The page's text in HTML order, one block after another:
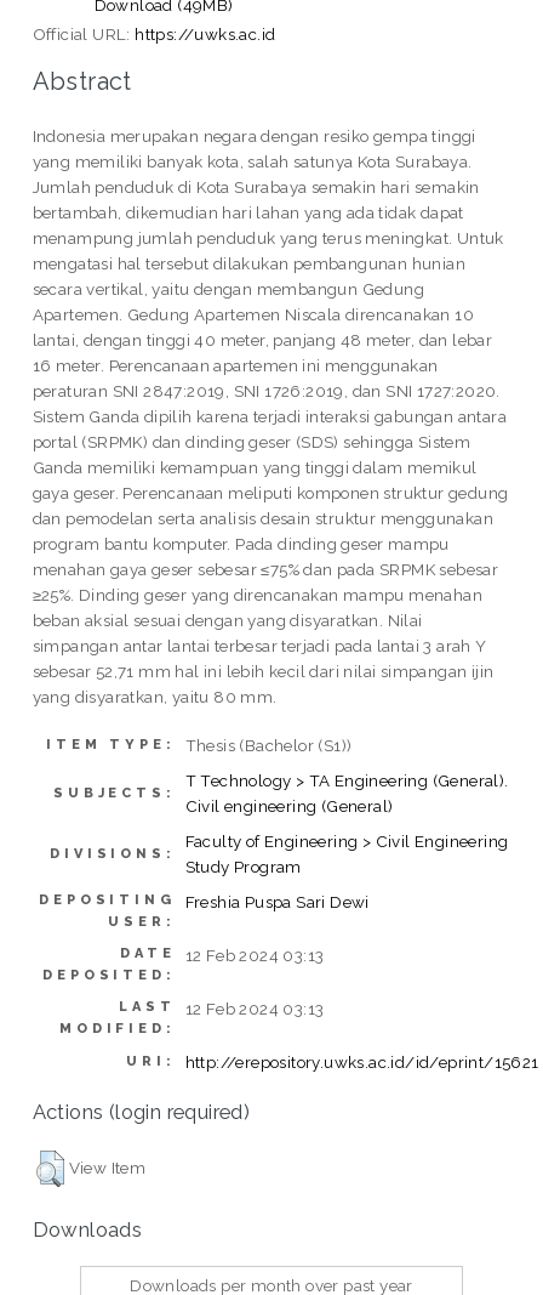
Download (49MB)
Official URL: https://uwks.ac.id
Abstract
Indonesia merupakan negara dengan resiko gempa tinggi
yang memiliki banyak kota, salah satunya Kota Surabaya.
Jumlah penduduk di Kota Surabaya semakin hari semakin
bertambah, dikemudian hari lahan yang ada tidak dapat
menampung jumlah penduduk yang terus meningkat. Untuk
mengatasi hal tersebut dilakukan pembangunan hunian
secara vertikal, yaitu dengan membangun Gedung
Apartemen. Gedung Apartemen Niscala direncanakan 10
lantai, dengan tinggi 40 meter, panjang 48 meter, dan lebar
16 meter. Perencanaan apartemen ini menggunakan
peraturan SNI 2847:2019, SNI 1726:2019, dan SNI 1727:2020.
Sistem Ganda dipilih karena terjadi interaksi gabungan antara
portal (SRPMK) dan dinding geser (SDS) sehingga Sistem
Ganda memiliki kemampuan yang tinggi dalam memikul
gaya geser. Perencanaan meliputi komponen struktur gedung
dan pemodelan serta analisis desain struktur menggunakan
program bantu komputer. Pada dinding geser mampu
menahan gaya geser sebesar ≤75% dan pada SRPMK sebesar
≥25%. Dinding geser yang direncanakan mampu menahan
beban aksial sesuai dengan yang disyaratkan. Nilai
simpangan antar lantai terbesar terjadi pada lantai 3 arah Y
sebesar 52,71 mm hal ini lebih kecil dari nilai simpangan ijin
yang disyaratkan, yaitu 80 mm.
ITEM TYPE: Thesis (Bachelor (S1))
SUBJECTS:
T Technology > TA Engineering (General).
Civil engineering (General)
DIVISIONS:
Faculty of Engineering > Civil Engineering
Study Program
DEPOSITING
USER:
Freshia Puspa Sari Dewi
DATE
DEPOSITED:
12 Feb 2024 03:13
LAST
MODIFIED:
12 Feb 2024 03:13
URI: http://erepository.uwks.ac.id/id/eprint/15621
Actions (login required)
View Item
Downloads
Downloads per month over past year